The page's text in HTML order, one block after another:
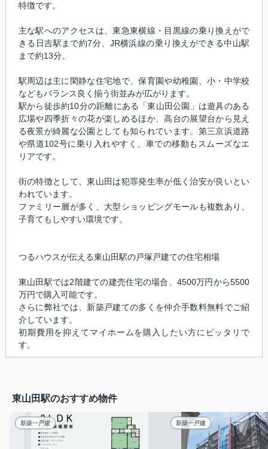
特徴です。
主な駅へのアクセスは、東急東横線・目黒線の乗り換えがで
きる日吉駅まで約7分、JR横浜線の乗り換えができる中山駅
まで約13分。
駅周辺は主に閑静な住宅地で、保育園や幼稚園、小・中学校
などもバランス良く揃う街並みが広がります。
駅から徒歩約10分の距離にある「東山田公園」は遊具のある
広場や四季折々の花が楽しめるほか、高台の展望台から見え
る夜景が綺麗な公園としても知られています。第三京浜道路
や県道102号に乗り入れやすく、車での移動もスムーズなエ
リアです。
街の特徴として、東山田は犯罪発生率が低く治安が良いとい
われています。
ファミリー層が多く、大型ショッピングモールも複数あり、
子育てもしやすい環境です。
つるハウスが伝える東山田駅の戸塚戸建ての住宅相場
東山田駅では2階建ての建売住宅の場合、4500万円から5500
万円で購入可能です。
さらに弊社では、新築戸建ての多くを仲介手数料無料でご紹
介しています。
初期費用を抑えてマイホームを購入したい方にピッタリで
す。
東山田駅のおすすめ物件
新築一戸建 新築一戸建